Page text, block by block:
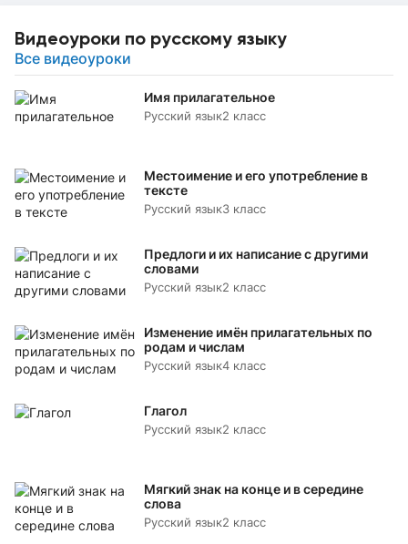
Видеоуроки по русскому языку
Все видеоуроки
Имя прилагательное
Русский язык2 класс
Местоимение и его употребление в
тексте
Русский язык3 класс
Предлоги и их написание с другими
словами
Русский язык2 класс
Изменение имён прилагательных по
родам и числам
Русский язык4 класс
Глагол
Русский язык2 класс
Мягкий знак на конце и в середине
слова
Русский язык2 класс